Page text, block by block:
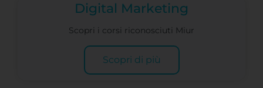
Digital Marketing
Scopri i corsi riconosciuti Miur
Scopri di più